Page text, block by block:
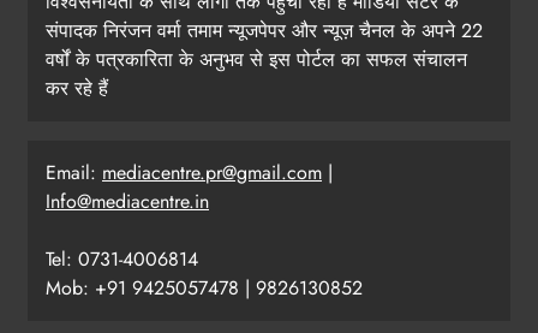
संपादक निरंजन वर्मा तमाम न्यूजपेपर और न्यूज़ चैनल के अपने 22
वर्षों के पत्रकारिता के अनुभव से इस पोर्टल का सफल संचालन
कर रहे हैं
Email: mediacentre.pr@gmail.com |
Info@mediacentre.in
Tel: 0731-4006814
Mob: +91 9425057478 | 9826130852